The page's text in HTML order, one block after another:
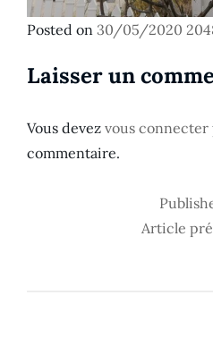
Posted on Posted
30/05/2020 Full
Laisser un
Vous devez vous connecter
commentaire.
Article